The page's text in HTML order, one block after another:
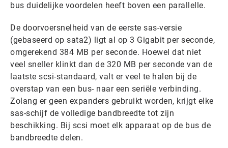
bus duidelijke voordelen heeft boven een parallelle.
De doorvoersnelheid van de eerste sas-versie
(gebaseerd op sata2) ligt al op 3 Gigabit per seconde,
omgerekend 384 MB per seconde. Hoewel dat niet
veel sneller klinkt dan de 320 MB per seconde van de
laatste scsi-standaard, valt er veel te halen bij de
overstap van een bus- naar een seriële verbinding.
Zolang er geen expanders gebruikt worden, krijgt elke
sas-schijf de volledige bandbreedte tot zijn
beschikking. Bij scsi moet elk apparaat op de bus de
bandbreedte delen.